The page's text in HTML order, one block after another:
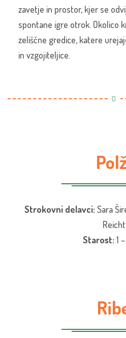
zavetje in prostor, kjer se
spontane igre otrok. Okolico
zeliščne gredice, katere
in vzgojiteljice.
Strokovni delavci:Sara
Reicht
Starost:1